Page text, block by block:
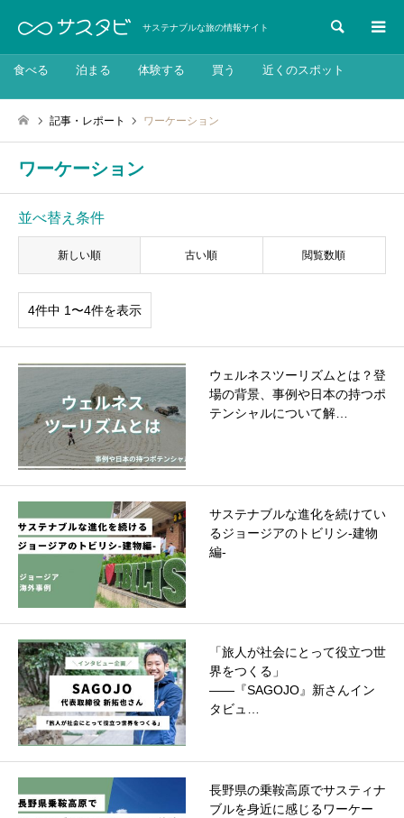
サステナブルな旅の情報サイト 検索
食べる 泊まる 体験する 買う 近くのスポット
記事・レポート ワーケーション
ワーケーション
並べ替え条件
新しい順 古い順 閲覧数順
4件中 1〜4件を表示
ウェルネスツーリズムとは？登
場の背景、事例や日本の持つポ
テンシャルについて解…
サステナブルな進化を続けてい
るジョージアのトビリシ-建物
編-
「旅人が社会にとって役立つ世
界をつくる」
――『SAGOJO』新さんイン
タビュ…
長野県の乗鞍高原でサスティナ
ブルを身近に感じるワーケー